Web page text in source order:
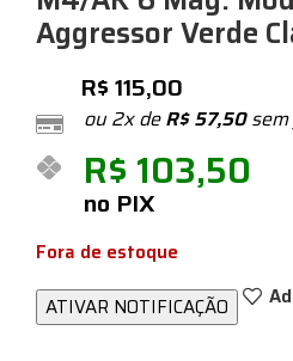
Aggressor Verde
R$115,00
ou 2x deR$57,50sem
R$ 103,50
no PIX
Fora de estoque